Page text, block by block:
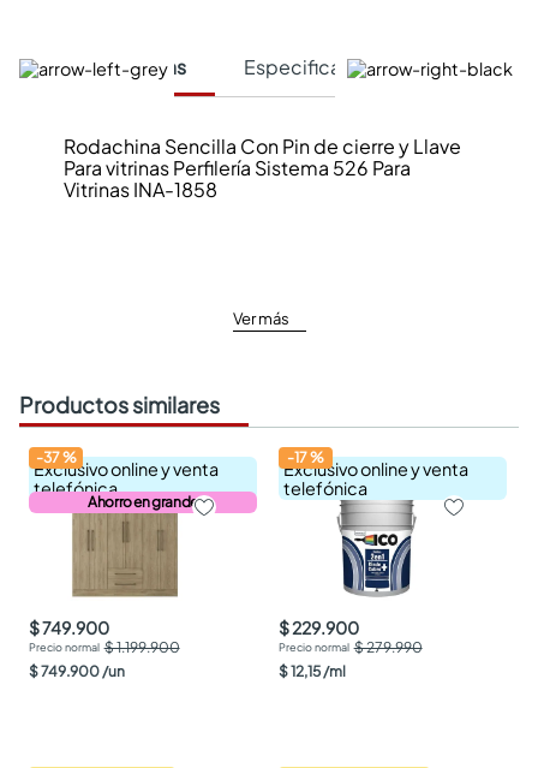
Características Especificaciones Técnicas
Rodachina Sencilla Con Pin de cierre y Llave
Para vitrinas Perfilería Sistema 526 Para
Vitrinas INA-1858
Ver más
Productos similares
Exclusivo online y venta
telefónica
Ahorro en grande
-37%
$ 749.900
$ 1.199.900
$749.900 /un
Exclusivo online y venta
telefónica
-17%
$ 229.900
$ 279.990
$12,15 /ml